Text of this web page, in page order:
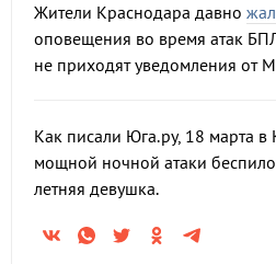
Жители Краснодара давно
оповещения во время атак
не приходят уведомления от
Как писали Юга.ру, 18 марта
мощной ночной атаки
летняя девушка.